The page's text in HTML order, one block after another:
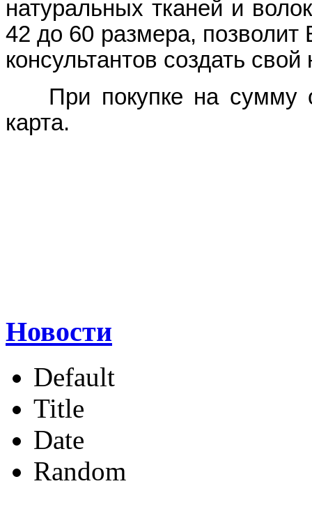
натуральных тканей и
42 до 60 размера,
консультантов создать
При покупке на сумму
карта.
Новости
Default
Title
Date
Random